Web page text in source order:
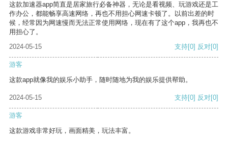
这款加速器app简直是居家旅行必备神器，无论是看视频、玩游戏还是工
作办公，都能畅享高速网络，再也不用担心网速卡顿了。以前出差的时
候，经常因为网速慢而无法正常使用网络，现在有了这个app，我再也不
用担心了。
2024-05-15
支持[0] 反对[0]
游客
这款app就像我的娱乐小助手，随时随地为我的娱乐提供帮助。
2024-05-15 支持[0] 反对[0]
游客
这款游戏非常好玩，画面精美，玩法丰富。